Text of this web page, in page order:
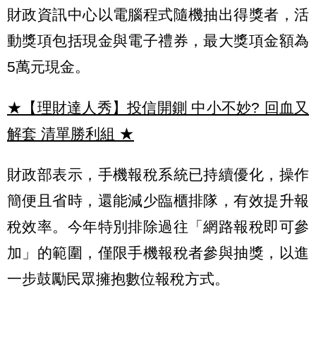
財政資訊中心以電腦程式隨機抽出得獎者，活
動獎項包括現金與電子禮券，最大獎項金額為
5萬元現金。
★【理財達人秀】投信開鍘 中小不妙? 回血又
解套 清單勝利組 ★
財政部表示，手機報稅系統已持續優化，操作
簡便且省時，還能減少臨櫃排隊，有效提升報
稅效率。今年特別排除過往「網路報稅即可參
加」的範圍，僅限手機報稅者參與抽獎，以進
一步鼓勵民眾擁抱數位報稅方式。